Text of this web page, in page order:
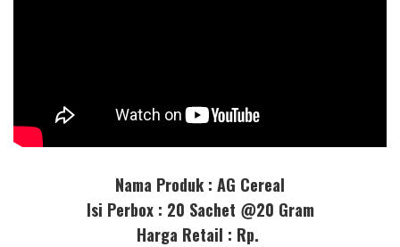
Nama Produk : AG Cereal
Isi Perbox : 20 Sachet @20 Gram
Harga Retail : Rp.